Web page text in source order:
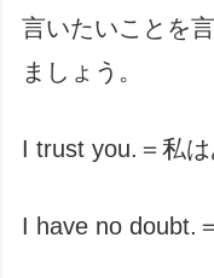
言いたいことを
ましょう。
I trust you.＝私は
I have no doubt.